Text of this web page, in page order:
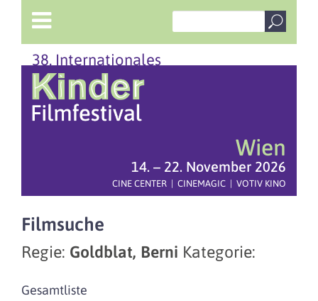
38. Internationales
Wien
14. – 22. November 2026
CINE CENTER | CINEMAGIC | VOTIV KINO
Filmsuche
Regie: Goldblat, Berni Kategorie:
Gesamtliste